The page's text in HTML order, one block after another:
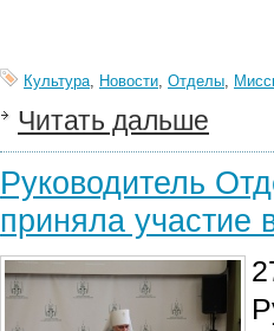
Культура, Новости, Отделы,
Читать дальше
Руководитель
приняла участие